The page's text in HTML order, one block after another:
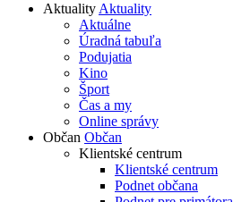
Aktuality Aktuality
Aktuálne
Úradná tabuľa
Podujatia
Kino
Šport
Čas a my
Online správy
Občan Občan
Klientské centrum
Klientské centrum
Podnet občana